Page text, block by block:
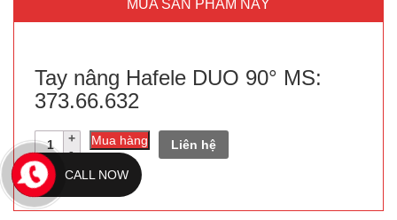
MUA SẢN PHẨM NÀY
Tay nâng Hafele DUO 90° MS:
373.66.632
Số
lượng
Mua hàng Liên hệ
CALL NOW